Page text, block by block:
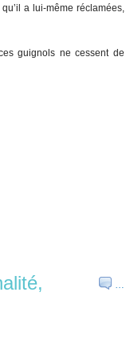
a lui-même réclamées,
guignols ne cessent de
…